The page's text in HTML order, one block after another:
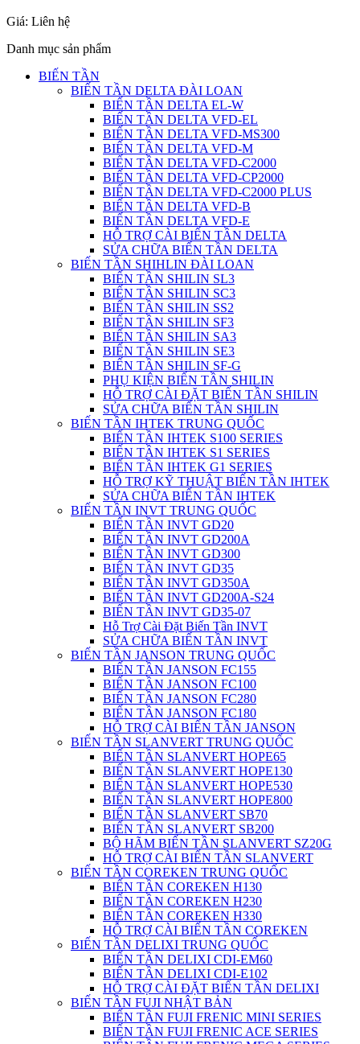
Giá: Liên hệ
Danh mục sản phẩm
BIẾN TẦN
BIẾN TẦN DELTA ĐÀI LOAN
BIẾN TẦN DELTA EL-W
BIẾN TẦN DELTA VFD-EL
BIẾN TẦN DELTA VFD-MS300
BIẾN TẦN DELTA VFD-M
BIẾN TẦN DELTA VFD-C2000
BIẾN TẦN DELTA VFD-CP2000
BIẾN TẦN DELTA VFD-C2000 PLUS
BIẾN TẦN DELTA VFD-B
BIẾN TẦN DELTA VFD-E
HỖ TRỢ CÀI BIẾN TẦN DELTA
SỬA CHỮA BIẾN TẦN DELTA
BIẾN TẦN SHIHLIN ĐÀI LOAN
BIẾN TẦN SHILIN SL3
BIẾN TẦN SHILIN SC3
BIẾN TẦN SHILIN SS2
BIẾN TẦN SHILIN SF3
BIẾN TẦN SHILIN SA3
BIẾN TẦN SHILIN SE3
BIẾN TẦN SHILIN SF-G
PHỤ KIỆN BIẾN TẦN SHILIN
HỖ TRỢ CÀI ĐẶT BIẾN TẦN SHILIN
SỬA CHỮA BIẾN TẦN SHILIN
BIẾN TẦN IHTEK TRUNG QUỐC
BIẾN TẦN IHTEK S100 SERIES
BIẾN TẦN IHTEK S1 SERIES
BIẾN TẦN IHTEK G1 SERIES
HỖ TRỢ KỸ THUẬT BIẾN TẦN IHTEK
SỬA CHỮA BIẾN TẦN IHTEK
BIẾN TẦN INVT TRUNG QUỐC
BIẾN TẦN INVT GD20
BIẾN TẦN INVT GD200A
BIẾN TẦN INVT GD300
BIẾN TẦN INVT GD35
BIẾN TẦN INVT GD350A
BIẾN TẦN INVT GD200A-S24
BIẾN TẦN INVT GD35-07
Hỗ Trợ Cài Đặt Biến Tần INVT
SỬA CHỮA BIẾN TẦN INVT
BIẾN TẦN JANSON TRUNG QUỐC
BIẾN TẦN JANSON FC155
BIẾN TẦN JANSON FC100
BIẾN TẦN JANSON FC280
BIẾN TẦN JANSON FC180
HỖ TRỢ CÀI BIẾN TẦN JANSON
BIẾN TẦN SLANVERT TRUNG QUỐC
BIẾN TẦN SLANVERT HOPE65
BIẾN TẦN SLANVERT HOPE130
BIẾN TẦN SLANVERT HOPE530
BIẾN TẦN SLANVERT HOPE800
BIẾN TẦN SLANVERT SB70
BIẾN TẦN SLANVERT SB200
BỘ HÃM BIẾN TẦN SLANVERT SZ20G
HỖ TRỢ CÀI BIẾN TẦN SLANVERT
BIẾN TẦN COREKEN TRUNG QUỐC
BIẾN TẦN COREKEN H130
BIẾN TẦN COREKEN H230
BIẾN TẦN COREKEN H330
HỖ TRỢ CÀI BIẾN TẦN COREKEN
BIẾN TẦN DELIXI TRUNG QUỐC
BIẾN TẦN DELIXI CDI-EM60
BIẾN TẦN DELIXI CDI-E102
HỖ TRỢ CÀI ĐẶT BIẾN TẦN DELIXI
BIẾN TẦN FUJI NHẬT BẢN
BIẾN TẦN FUJI FRENIC MINI SERIES
BIẾN TẦN FUJI FRENIC ACE SERIES